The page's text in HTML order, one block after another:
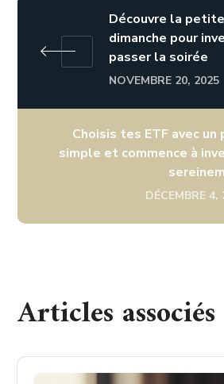
Découvre la
dimanche pour
passer la soirée
NOVEMBRE 20, 2025
Choisis tes ETF avec un
simple et commence à
DÉCEMBRE 4,
Articles associés